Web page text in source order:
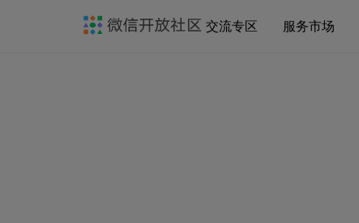
交流专区 服务市场